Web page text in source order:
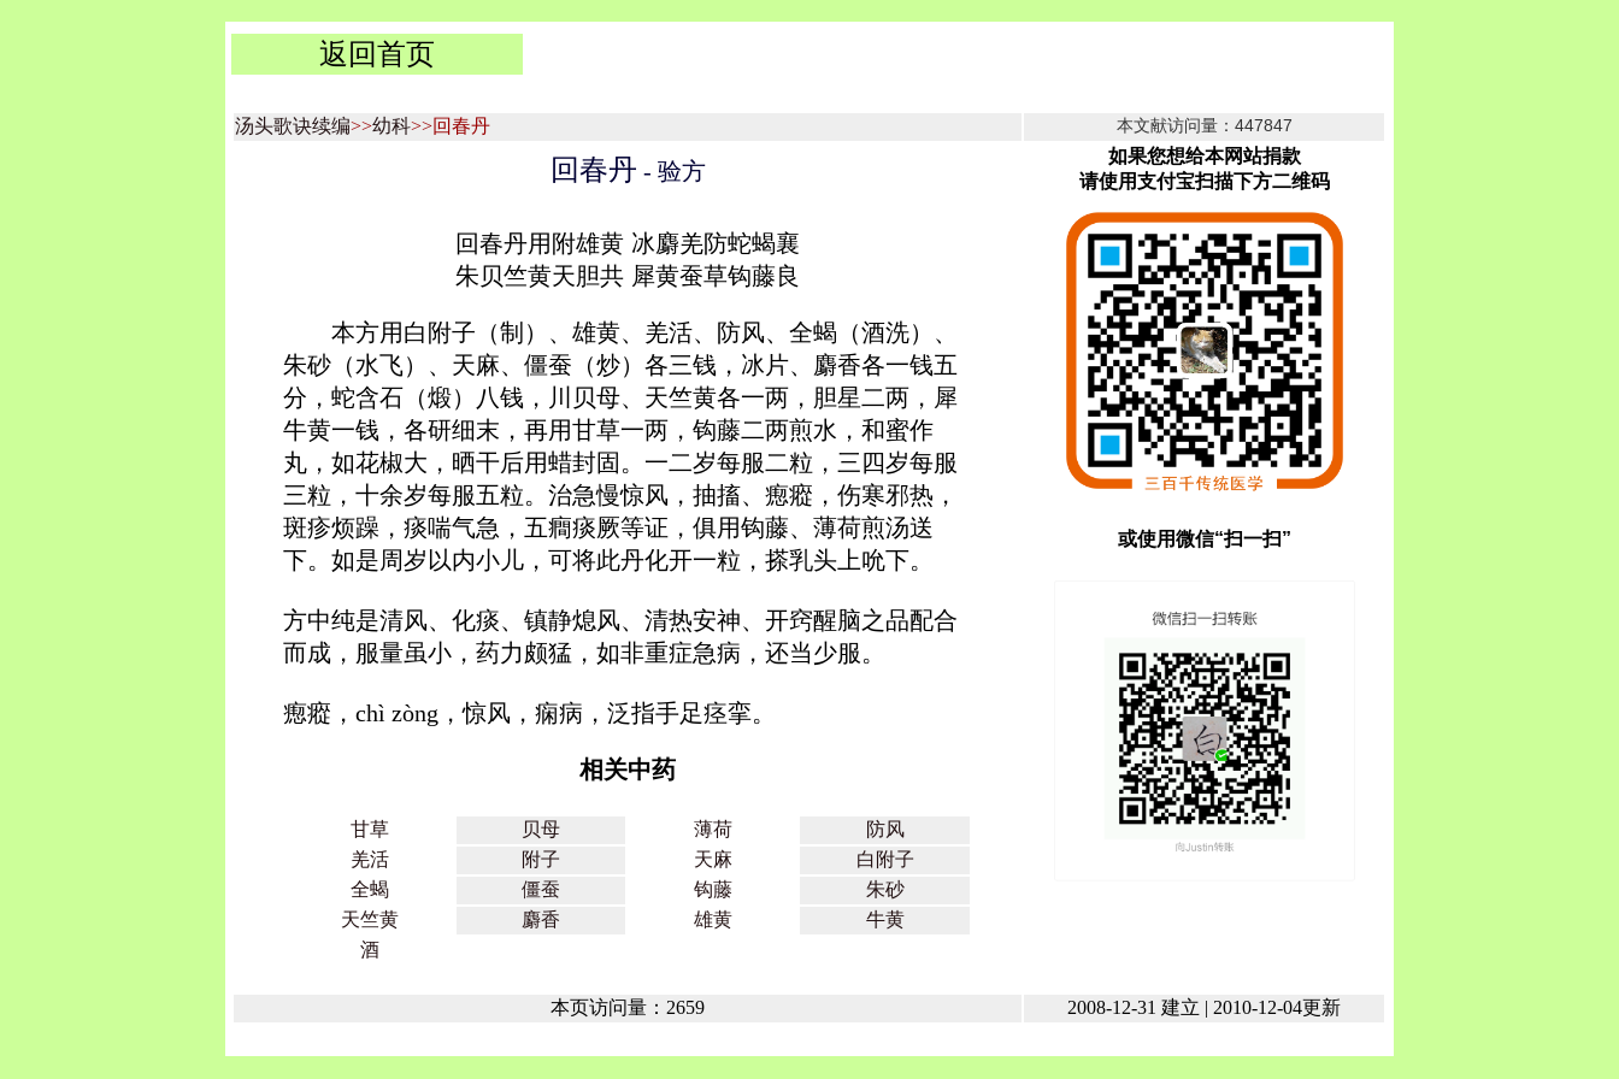
返回首页
汤头歌诀续编>>幼科>>回春丹 本文献访问量：447847
回春丹 - 验方
如果您想给本网站捐款
请使用支付宝扫描下方二维码
回春丹用附雄黄 冰麝羌防蛇蝎襄
朱贝竺黄天胆共 犀黄蚕草钩藤良
本方用白附子（制）、雄黄、羌活、防风、全蝎（酒洗）、
朱砂（水飞）、天麻、僵蚕（炒）各三钱，冰片、麝香各一钱五
分，蛇含石（煅）八钱，川贝母、天竺黄各一两，胆星二两，犀
牛黄一钱，各研细末，再用甘草一两，钩藤二两煎水，和蜜作
丸，如花椒大，晒干后用蜡封固。一二岁每服二粒，三四岁每服
三粒，十余岁每服五粒。治急慢惊风，抽搐、瘛瘲，伤寒邪热，
斑疹烦躁，痰喘气急，五癎痰厥等证，俱用钩藤、薄荷煎汤送
下。如是周岁以内小儿，可将此丹化开一粒，搽乳头上吮下。
方中纯是清风、化痰、镇静熄风、清热安神、开窍醒脑之品配合
而成，服量虽小，药力颇猛，如非重症急病，还当少服。
瘛瘲，chì zòng，惊风，痫病，泛指手足痉挛。
相关中药
甘草 贝母 薄荷
防风
羌活
附子 天麻
白附子
全蝎
僵蚕 钩藤
朱砂
天竺黄
麝香 雄黄
牛黄
酒
或使用微信“扫一扫”
本页访问量：2659 2008-12-31 建立 | 2010-12-04更新